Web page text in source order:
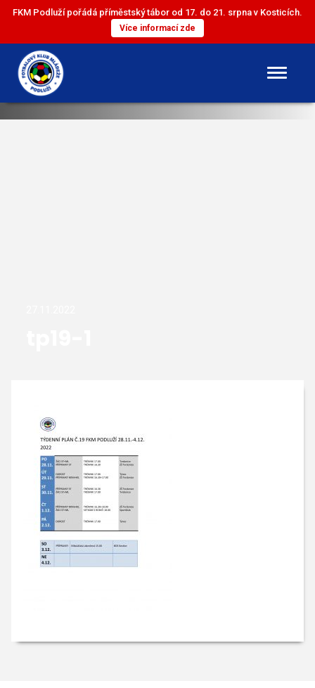
FKM Podluží pořádá příměstský tábor od 17. do 21. srpna v Kosticích.
Více informací zde
DOROST